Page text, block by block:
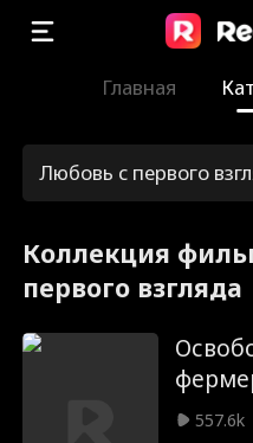
Главная
Любовь с первого
Коллекция
первого взгляда
557.6k